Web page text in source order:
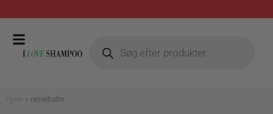
Gratis fragt ved køb over 399,-
» rensebalm